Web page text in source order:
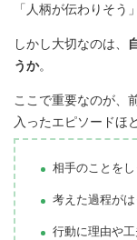
「人柄が伝わりそう
しかし大切なのは、
うか。
ここで重要なのが、
入ったエピソードほど
相手のことを
考えた過程が
行動に理由や